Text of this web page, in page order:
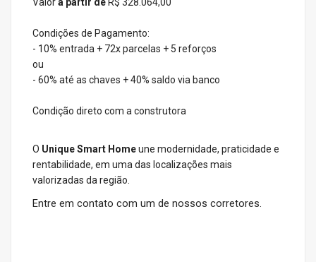
Condições de Pagamento:
- 10% entrada + 72x parcelas + 5 reforços
ou
- 60% até as chaves + 40% saldo via banco
Condição direto com a construtora
O Unique Smart Homeune modernidade, praticidade e
rentabilidade, em uma das localizações mais
valorizadas da região.
Entre em contato com um de nossos corretores.